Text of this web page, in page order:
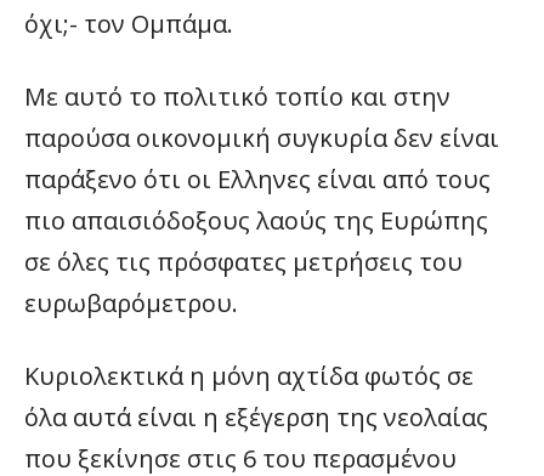
όχι;- τον Ομπάμα.
Με αυτό το πολιτικό τοπίο και στην
παρούσα οικονομική συγκυρία δεν είναι
παράξενο ότι οι Ελληνες είναι από τους
πιο απαισιόδοξους λαούς της Ευρώπης
σε όλες τις πρόσφατες μετρήσεις του
ευρωβαρόμετρου.
Κυριολεκτικά η μόνη αχτίδα φωτός σε
όλα αυτά είναι η εξέγερση της νεολαίας
που ξεκίνησε στις 6 του περασμένου